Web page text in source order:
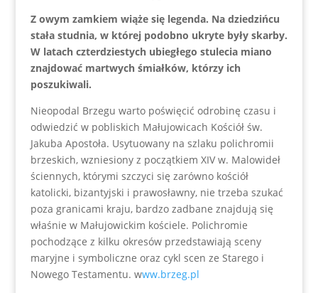
Z owym zamkiem wiąże się legenda. Na dziedzińcu
stała studnia, w której podobno ukryte były skarby.
W latach czterdziestych ubiegłego stulecia miano
znajdować martwych śmiałków, którzy ich
poszukiwali.
Nieopodal Brzegu warto poświęcić odrobinę czasu i
odwiedzić w pobliskich Małujowicach Kościół św.
Jakuba Apostoła. Usytuowany na szlaku polichromii
brzeskich, wzniesiony z początkiem XIV w. Malowideł
ściennych, którymi szczyci się zarówno kościół
katolicki, bizantyjski i prawosławny, nie trzeba szukać
poza granicami kraju, bardzo zadbane znajdują się
właśnie w Małujowickim kościele. Polichromie
pochodzące z kilku okresów przedstawiają sceny
maryjne i symboliczne oraz cykl scen ze Starego i
Nowego Testamentu. www.brzeg.pl